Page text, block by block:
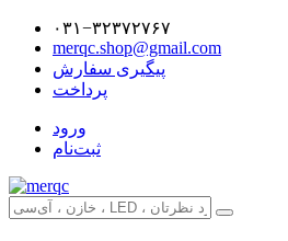
۰۳۱−۳۲۳۷۲۷۶۷
merqc.shop@gmail.com
پیگیری سفارش
پرداخت
ورود
ثبت‌نام